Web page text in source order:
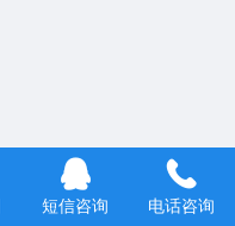
短信咨询 电话咨询